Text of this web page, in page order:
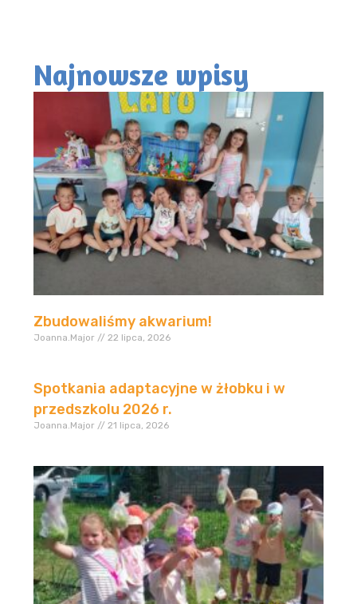
Najnowsze wpisy
Zbudowaliśmy akwarium!
Joanna.Major 22 lipca, 2026
Spotkania adaptacyjne w żłobku i w
przedszkolu 2026 r.
Joanna.Major 21 lipca, 2026